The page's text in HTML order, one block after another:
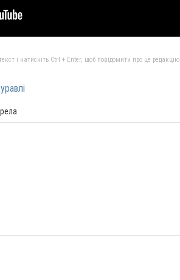
і натисніть Ctrl + Enter, щоб повідомити про це редакцію